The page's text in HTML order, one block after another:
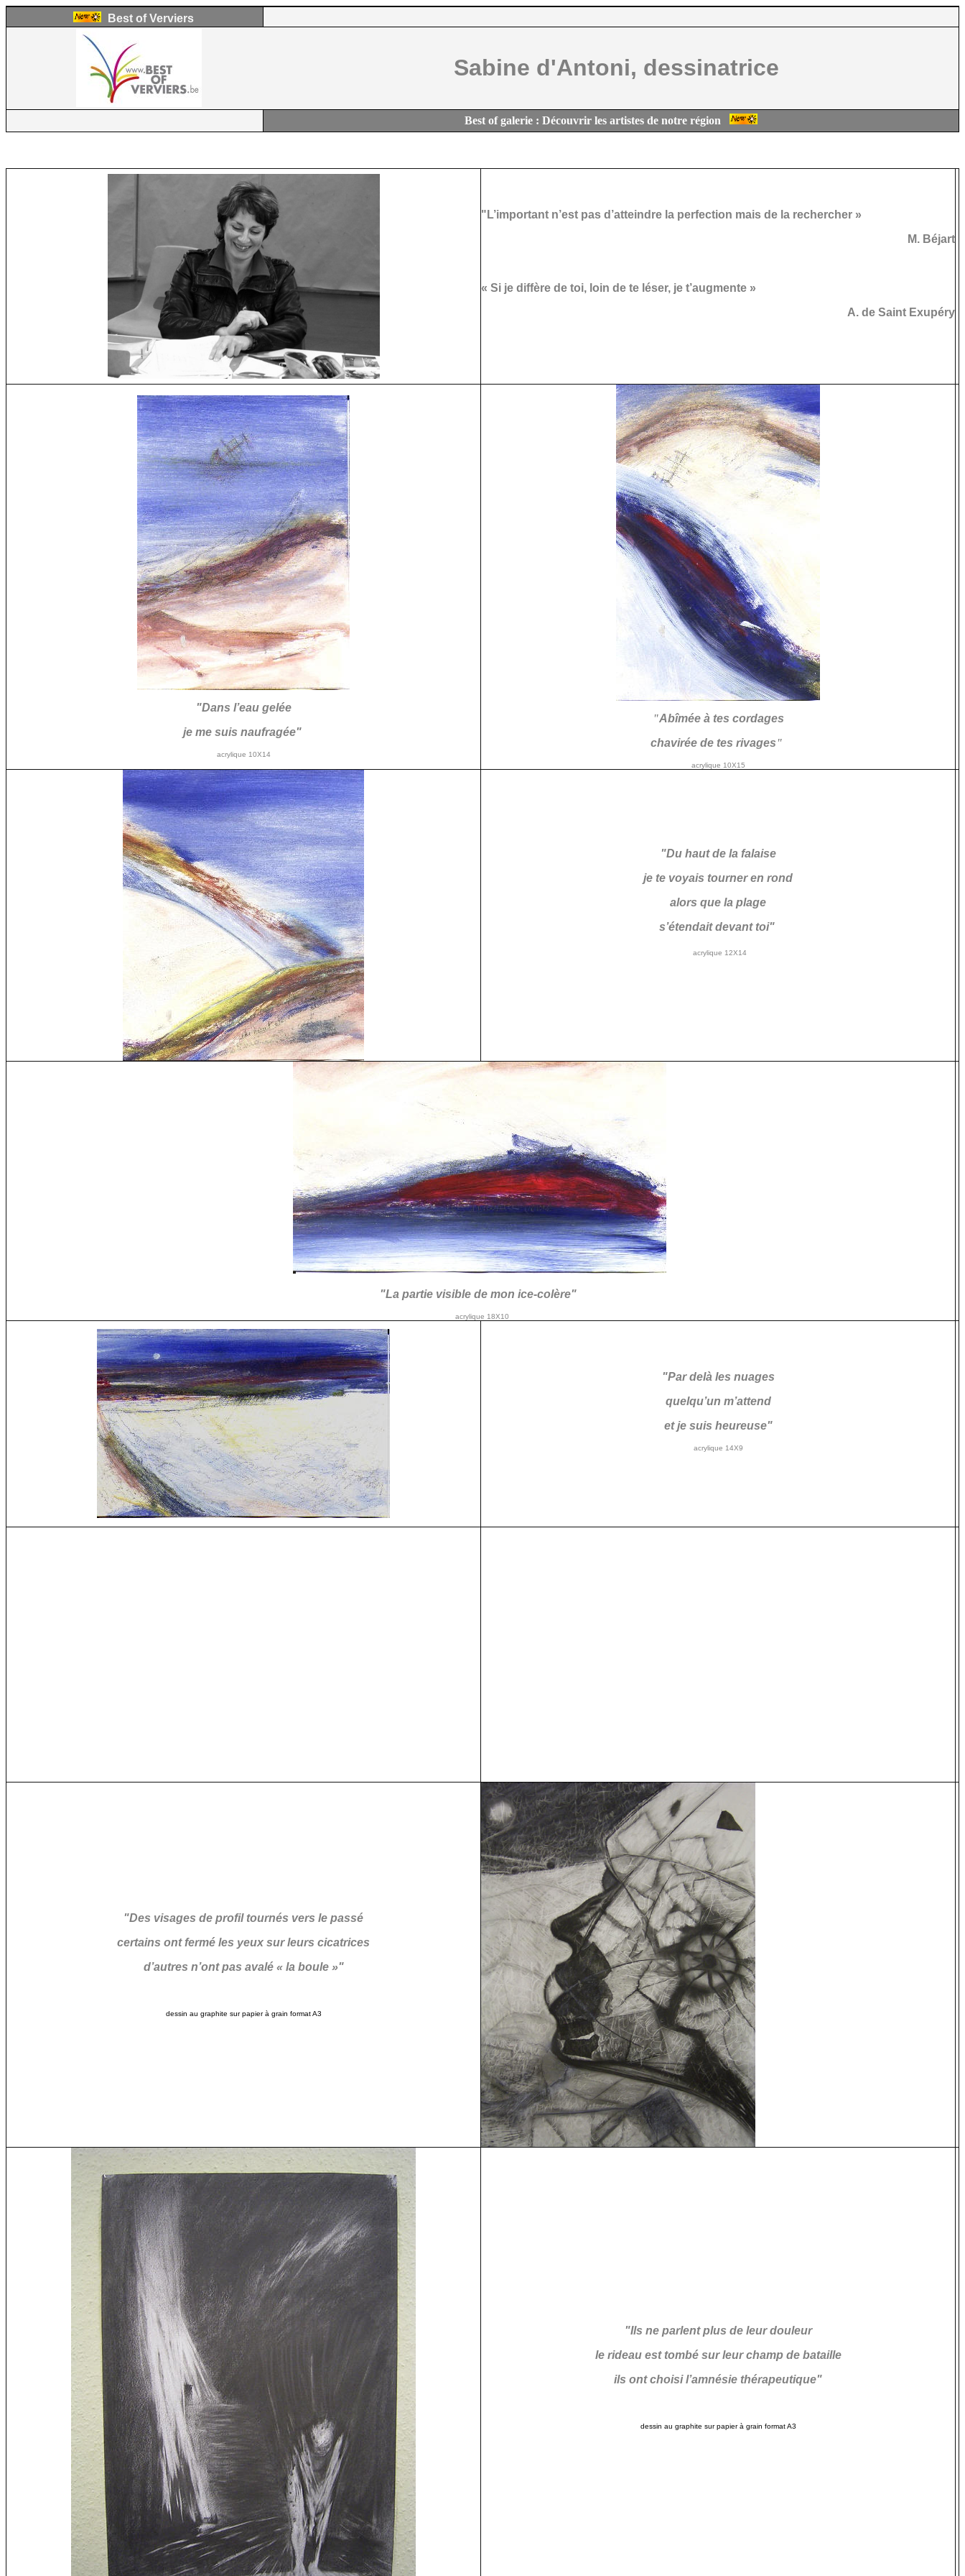
Best of Verviers
Sabine d'Antoni, dessinatrice
Best of galerie : Découvrir les artistes de notre région
"L’important n’est pas d’atteindre la perfection mais de la rechercher »
M. Béjart
« Si je diffère de toi, loin de te léser, je t’augmente »
A. de Saint Exupéry
"Dans l’eau gelée
je me suis naufragée"
acrylique 10X14
"Abîmée à tes cordages
chavirée de tes rivages "
acrylique 10X15
"Du haut de la falaise
je te voyais tourner en rond
alors que la plage
s’étendait devant toi"
acrylique 12X14
"La partie visible de mon ice-colère"
acrylique 18X10
"Par delà les nuages
quelqu’un m’attend
et je suis heureuse"
acrylique 14X9
"Des visages de profil tournés vers le passé
certains ont fermé les yeux sur leurs cicatrices
d’autres n’ont pas avalé « la boule »"
dessin au graphite sur papier à grain format A3
"Ils ne parlent plus de leur douleur
le rideau est tombé sur leur champ de bataille
ils ont choisi l’amnésie thérapeutique"
dessin au graphite sur papier à grain format A3